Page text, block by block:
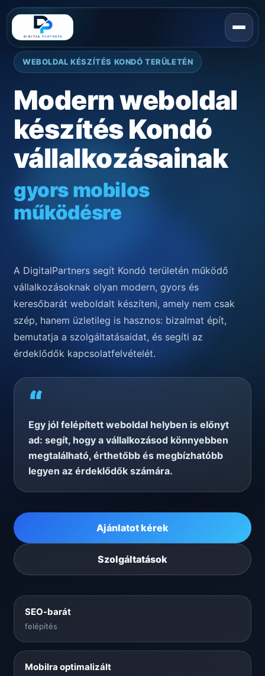
WEBOLDAL KÉSZÍTÉS KONDÓ TERÜLETÉN
Modern weboldal
készítés Kondó
vállalkozásainak
gyors mobilos
működésre
A DigitalPartners segít Kondó területén működő
vállalkozásoknak olyan modern, gyors és
keresőbarát weboldalt készíteni, amely nem csak
szép, hanem üzletileg is hasznos: bizalmat épít,
bemutatja a szolgáltatásaidat, és segíti az
érdeklődők kapcsolatfelvételét.
“
Egy jól felépített weboldal helyben is előnyt
ad: segít, hogy a vállalkozásod könnyebben
megtalálható, érthetőbb és megbízhatóbb
legyen az érdeklődők számára.
Ajánlatot kérek
Szolgáltatások
SEO-barát
felépítés
Mobilra optimalizált